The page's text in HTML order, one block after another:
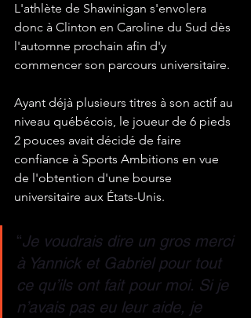
L'athlète de Shawinigan s'envolera
donc à Clinton en Caroline du Sud dès
l'automne prochain afin d'y
commencer son parcours universitaire.
Ayant déjà plusieurs titres à son actif au
niveau québécois, le joueur de 6 pieds
2 pouces avait décidé de faire
confiance à Sports Ambitions en vue
de l'obtention d'une bourse
universitaire aux États-Unis.
“Je voudrais dire un gros merci
à Yannick et Gabriel pour tout
ce qu’ils ont fait pour moi. Si je
n’avais pas eu leur aide, je